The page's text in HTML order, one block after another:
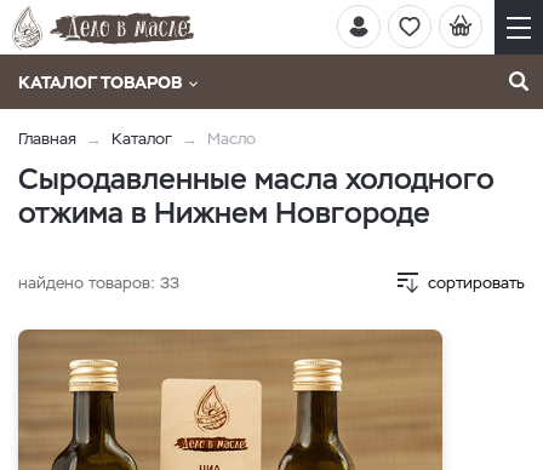
КАТАЛОГ ТОВАРОВ
Главная Каталог Масло
Сыродавленные масла холодного
отжима в Нижнем Новгороде
найдено товаров: 33 сортировать